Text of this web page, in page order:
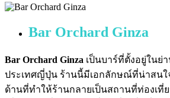
Bar Orchard Ginza
Bar Orchard Ginza เป็นบาร์ที่ตั้งอยู่ในย่
ประเทศญี่ปุ่น ร้านนี้มีเอกลักษณ์ที่น่าสนใ
ด้านที่ทำให้ร้านกลายเป็นสถานที่ท่องเที่